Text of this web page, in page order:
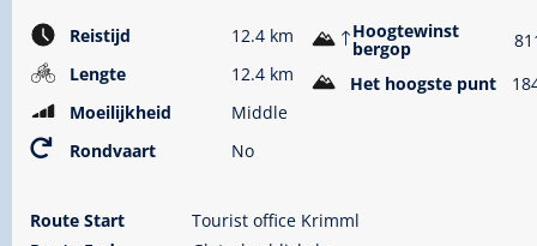
Reistijd
12.4 km
Lengte
12.4 km
Moeilijkheid
Middle
Rondvaart
No
Hoogtewinst
bergop
Het hoogste punt
Route Start
Tourist office Krimml